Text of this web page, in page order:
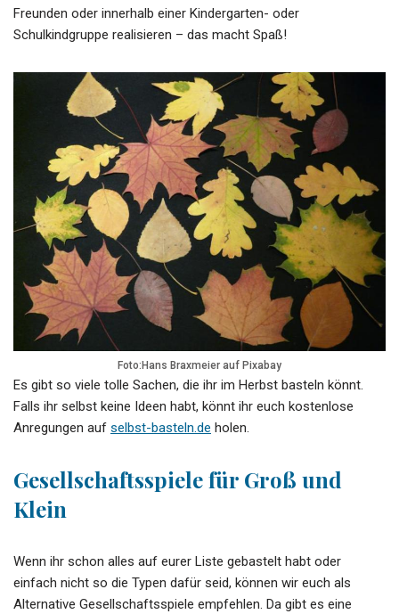
Freunden oder innerhalb einer Kindergarten- oder
Schulkindgruppe realisieren – das macht Spaß!
Foto:Hans Braxmeier auf Pixabay
Es gibt so viele tolle Sachen, die ihr im Herbst basteln könnt.
Falls ihr selbst keine Ideen habt, könnt ihr euch kostenlose
Anregungen auf selbst-basteln.de holen.
Gesellschaftsspiele für Groß und
Klein
Wenn ihr schon alles auf eurer Liste gebastelt habt oder
einfach nicht so die Typen dafür seid, können wir euch als
Alternative Gesellschaftsspiele empfehlen. Da gibt es eine